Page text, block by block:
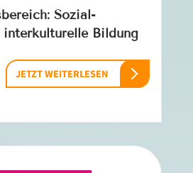
Sozial-
Bildung
JETZT WEITERLESEN